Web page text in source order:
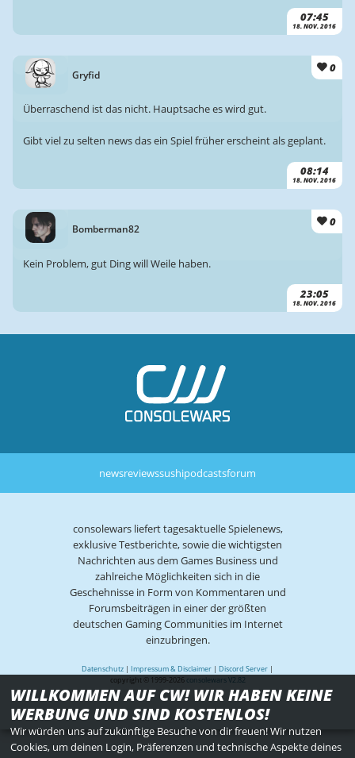
07:45
18. NOV. 2016
Gryfid
0
08:14
18. NOV. 2016
Überraschend ist das nicht. Hauptsache es wird gut.
Gibt viel zu selten news das ein Spiel früher erscheint als geplant.
Bomberman82
0
23:05
18. NOV. 2016
Kein Problem, gut Ding will Weile haben.
newsreviewssushipodcastsforum
consolewars liefert tagesaktuelle Spielenews,
exklusive Testberichte, sowie die wichtigsten
Nachrichten aus dem Games Business und
zahlreiche Möglichkeiten sich in die
Geschehnisse in Form von Kommentaren und
Forumsbeiträgen in einer der größten
deutschen Gaming Communities im Internet
einzubringen.
Datenschutz | Impressum & Disclaimer | Discord Server |
copyright © 1999-2026
consolewars V2.82
WILLKOMMEN AUF CW! WIR HABEN KEINE
WERBUNG UND SIND KOSTENLOS!
Wir würden uns auf zukünftige Besuche von dir freuen! Wir nutzen
Cookies, um deinen Login, Präferenzen und technische Aspekte deines